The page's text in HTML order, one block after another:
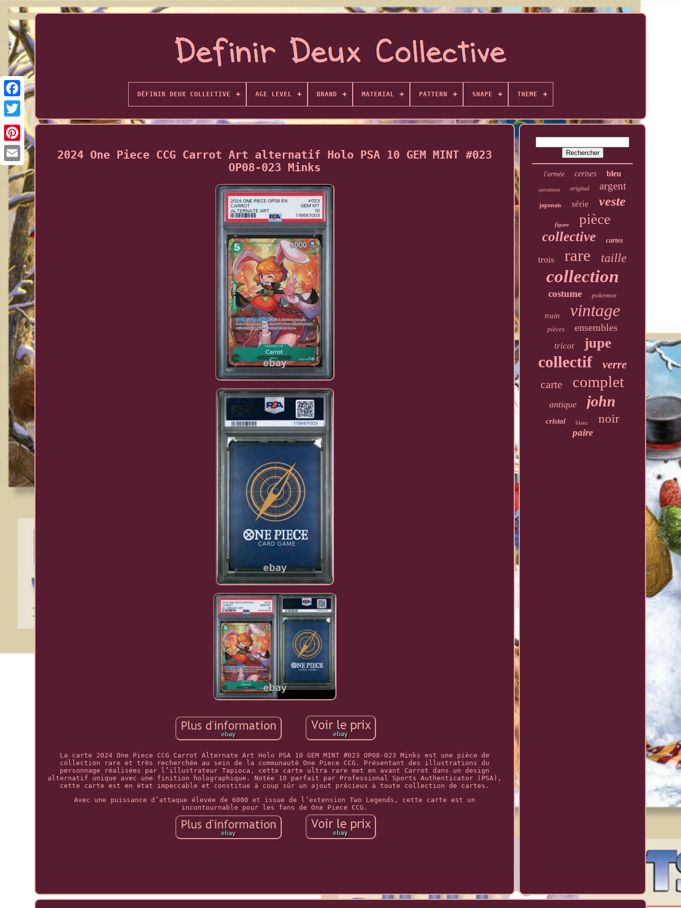
DÉFINIR DEUX COLLECTIVE AGE LEVEL BRAND MATERIAL PATTERN SHAPE THEME
2024 One Piece CCG Carrot Art alternatif Holo PSA 10 GEM MINT #023
OP08-023 Minks
La carte 2024 One Piece CCG Carrot Alternate Art Holo PSA 10 GEM MINT #023 OP08-023 Minks est une pièce de
collection rare et très recherchée au sein de la communauté One Piece CCG. Présentant des illustrations du
personnage réalisées par l’illustrateur Tapioca, cette carte ultra rare met en avant Carrot dans un design
alternatif unique avec une finition holographique. Notée 10 parfait par Professional Sports Authenticator (PSA),
cette carte est en état impeccable et constitue à coup sûr un ajout précieux à toute collection de cartes.
Avec une puissance d’attaque élevée de 6000 et issue de l’extension Two Legends, cette carte est un
incontournable pour les fans de One Piece CCG.
l'armée cerises bleu
porcelaine original argent
japonais série veste
figure pièce
collective cartes
trois rare taille
collection
costume pokemon
train vintage
pièces ensembles
tricot jupe
collectif
verre
carte
complet
antique john
cristal blanc noir
paire